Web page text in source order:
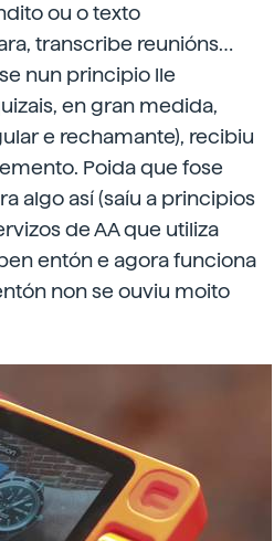
ou o texto
transcribe reunións…
nun principio lle
en gran medida,
e rechamante), recibiu
Poida que fose
algo así (saíu a principios
de AA que utiliza
entón e agora funciona
non se ouviu moito